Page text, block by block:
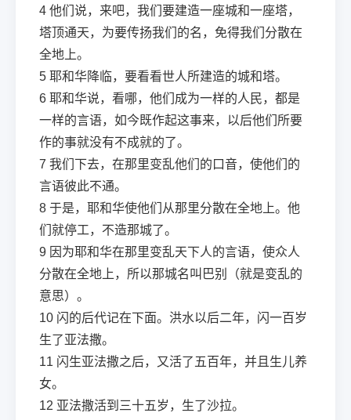
4 他们说，来吧，我们要建造一座城和一座塔，
塔顶通天，为要传扬我们的名，免得我们分散在
全地上。
5 耶和华降临，要看看世人所建造的城和塔。
6 耶和华说，看哪，他们成为一样的人民，都是
一样的言语，如今既作起这事来，以后他们所要
作的事就没有不成就的了。
7 我们下去，在那里变乱他们的口音，使他们的
言语彼此不通。
8 于是，耶和华使他们从那里分散在全地上。他
们就停工，不造那城了。
9 因为耶和华在那里变乱天下人的言语，使众人
分散在全地上，所以那城名叫巴别（就是变乱的
意思）。
10 闪的后代记在下面。洪水以后二年，闪一百岁
生了亚法撒。
11 闪生亚法撒之后，又活了五百年，并且生儿养
女。
12 亚法撒活到三十五岁，生了沙拉。